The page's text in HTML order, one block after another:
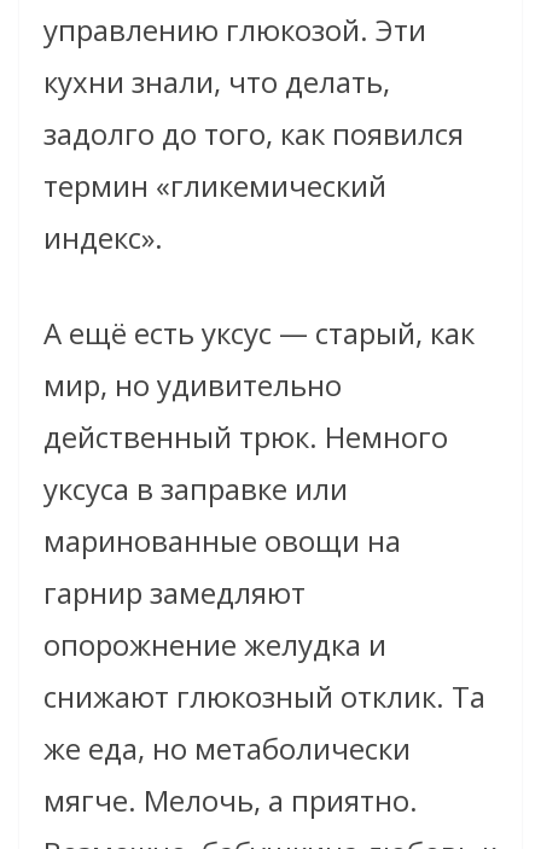
управлению глюкозой. Эти
кухни знали, что делать,
задолго до того, как появился
термин «гликемический
индекс».
А ещё есть уксус — старый, как
мир, но удивительно
действенный трюк. Немного
уксуса в заправке или
маринованные овощи на
гарнир замедляют
опорожнение желудка и
снижают глюкозный отклик. Та
же еда, но метаболически
мягче. Мелочь, а приятно.